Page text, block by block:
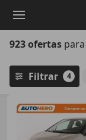
principal
923 ofertas
Filtrar 4